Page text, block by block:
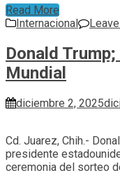
Read More
Internacional
Donald
Mundial
diciembre 2, 2025
Cd. Juarez, Chih.-
presidente
ceremonia del sorteo